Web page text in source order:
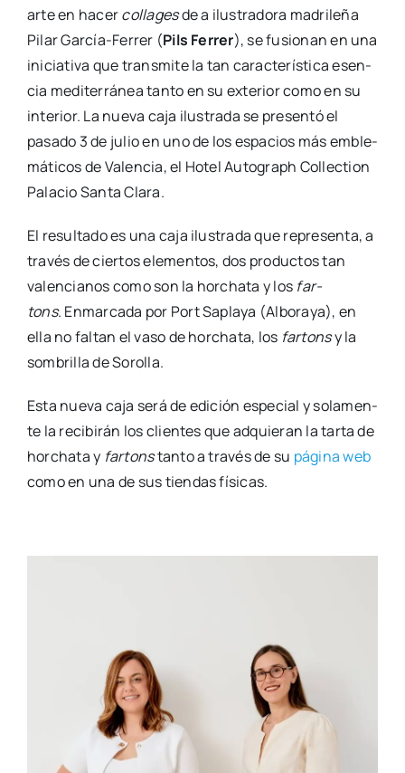
arte en hacercolla­gesde a ilus­tra­do­ra madri­le­ña
Pilar Gar­­cía-Ferrer (Pils Ferrer), se fusio­nan en una
ini­cia­ti­va que trans­mi­te la tan carac­te­rís­ti­ca esen­
cia medi­te­rrá­nea tan­to en su exte­rior como en su
inte­rior. La nue­va caja ilus­tra­da se pre­sen­tó el
pasa­do 3 de julio en uno de los espa­cios más emble­
má­ti­cos de Valen­cia, el Hotel Auto­graph Collec­tion
Pala­cio San­ta Cla­ra.
El resul­ta­do es una caja ilus­tra­da que repre­sen­ta, a
tra­vés de cier­tos ele­men­tos, dos pro­duc­tos tan
valen­cia­nos como son la hor­cha­ta y los far­
tons. Enmar­ca­da por Port Sapla­ya (Albo­ra­ya), en
ella no fal­tan el vaso de hor­cha­ta, los far­tonsy la
som­bri­lla de Soro­lla.
Esta nue­va caja será de edi­ción espe­cial y sola­men­
te la reci­bi­rán los clien­tes que adquie­ran la tar­ta de
hor­cha­ta y far­tonstan­to a tra­vés de su pági­na web
como en una de sus tien­das físi­cas.